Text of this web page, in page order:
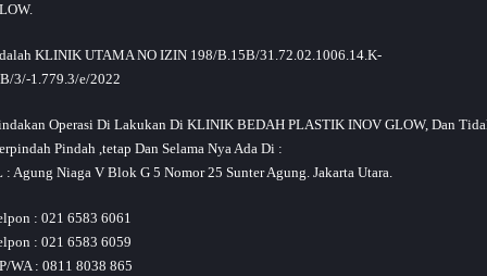
KLINIK UTAMA NO IZIN 198/B.15B/31.72.02.1006.14.K-
3/-1.779.3/e/2022
Operasi Di Lakukan Di KLINIK BEDAH PLASTIK INOV GLOW, Dan
Pindah ,tetap Dan Selama Nya Ada Di :
: Agung Niaga V Blok G 5 Nomor 25 Sunter Agung. Jakarta Utara.
: 021 6583 6061
: 021 6583 6059
WA : 0811 8038 865